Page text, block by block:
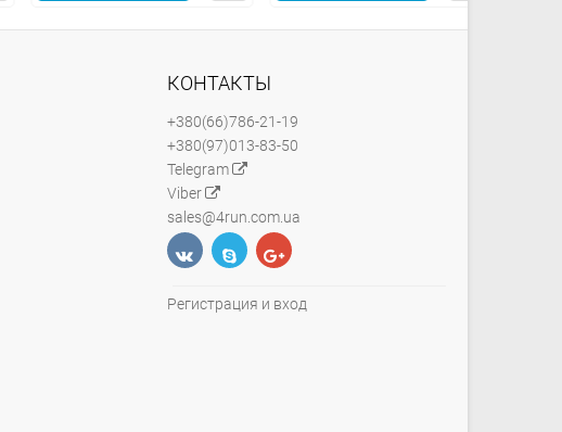
КОНТАКТЫ
+380(66)786-21-19
+380(97)013-83-50
Telegram
Viber
sales@4run.com.ua
Регистрация и вход